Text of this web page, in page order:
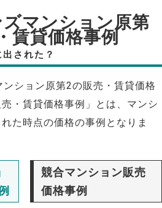
マンション原第
賃貸価格事例
された？
ション原第2の販売・賃貸価格
・賃貸価格事例」とは、マンシ
た時点の価格の事例となりま
競合マンション販売
価格事例